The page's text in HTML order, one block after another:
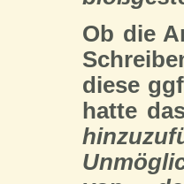
Ob die
diese
hatte